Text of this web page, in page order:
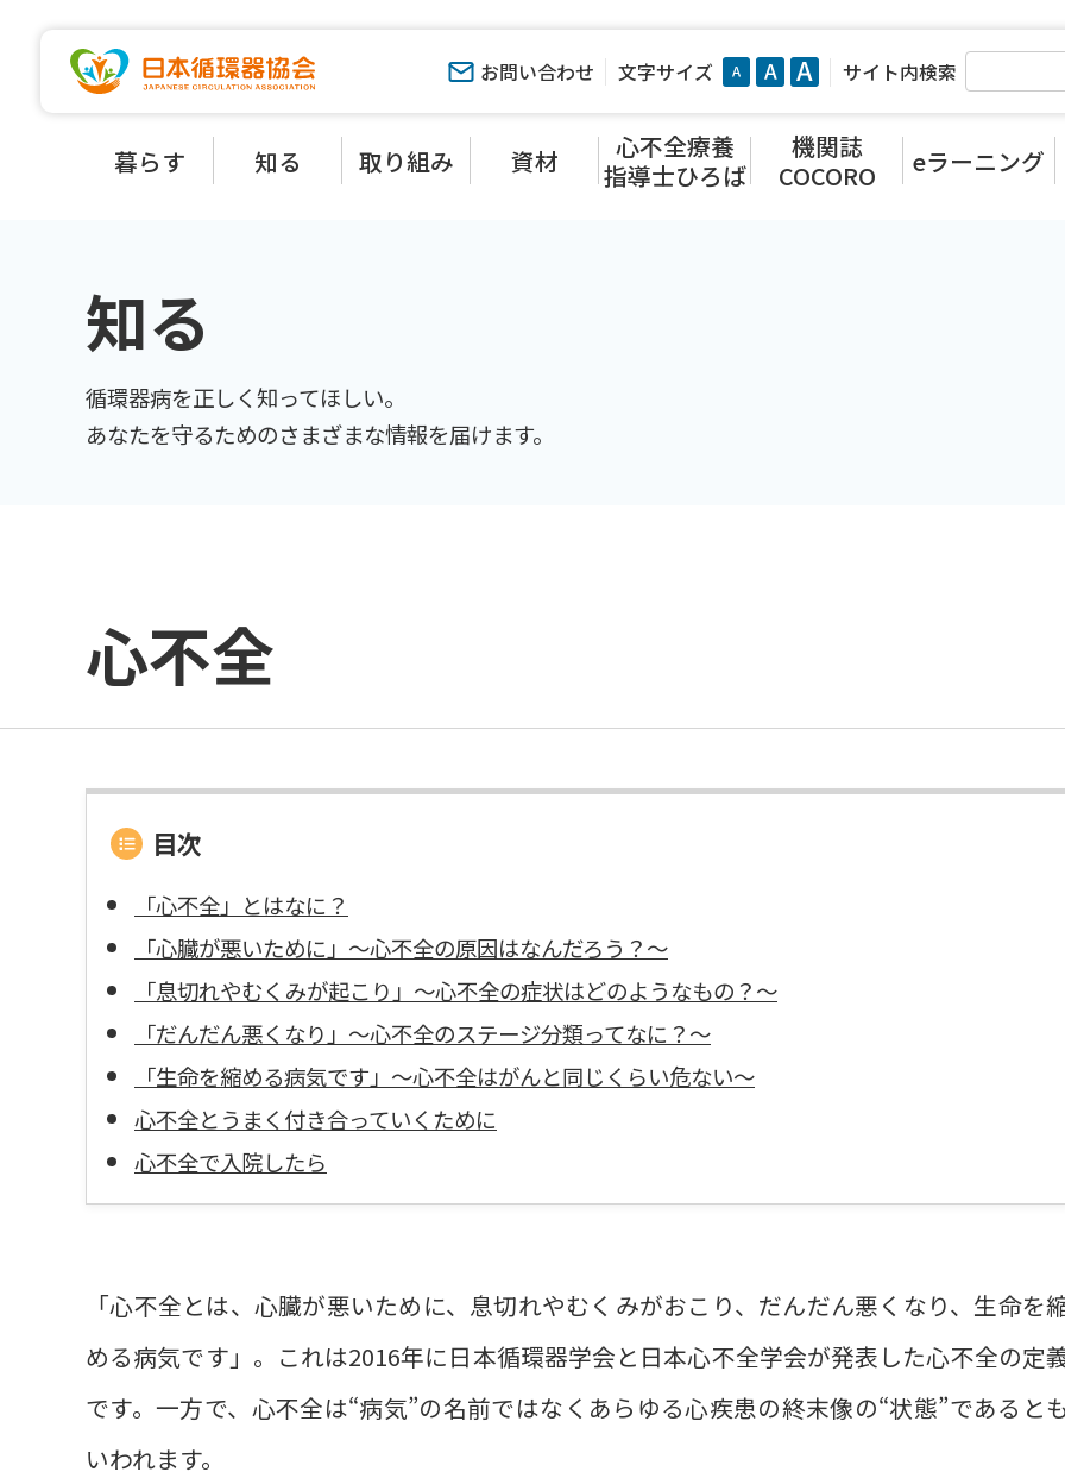
お問い合わせ 文字サイズ サイト内検索
暮らす 知る 取り組み 資材
心不全療養
指導士ひろば
機関誌
COCORO
eラーニング
知る
循環器病を正しく知ってほしい。
あなたを守るためのさまざまな情報を届けます。
心不全
目次
「心不全」とはなに？
「心臓が悪いために」〜心不全の原因はなんだろう？〜
「息切れやむくみが起こり」〜心不全の症状はどのようなもの？〜
「だんだん悪くなり」〜心不全のステージ分類ってなに？〜
「生命を縮める病気です」〜心不全はがんと同じくらい危ない〜
心不全とうまく付き合っていくために
心不全で入院したら
「心不全とは、心臓が悪いために、息切れやむくみがおこり、だんだん悪くなり、生命を
める病気です」。これは2016年に日本循環器学会と日本心不全学会が発表した心不全の定
です。一方で、心不全は“病気”の名前ではなくあらゆる心疾患の終末像の“状態”であると
いわれます。